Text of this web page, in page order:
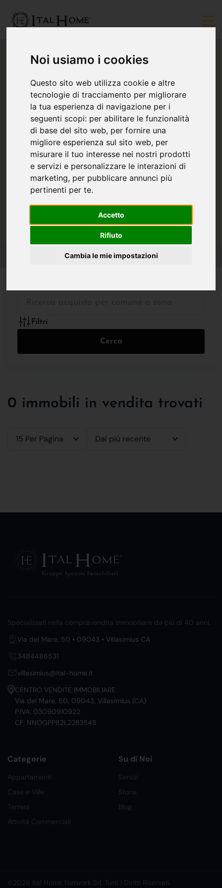
Noi usiamo i cookies
Questo sito web utilizza cookie e altre
tecnologie di tracciamento per migliorare
la tua esperienza di navigazione per i
seguenti scopi: per abilitare le funzionalità
di base del sito web, per fornire una
migliore esperienza sul sito web, per
misurare il tuo interesse nei nostri prodotti
e servizi e personalizzare le interazioni di
marketing, per pubblicare annunci più
pertinenti per te.
Accetto
Rifiuto
Cambia le mie impostazioni
Filtri
Cerca
0 immobili in vendita trovati
15 Per Pagina Dal più recente
Specializzati nella compravendita immobiliare da più di 40 anni.
Via del Mare, 50 • 09043 • Villasimius CA
3484486531
villasimius@ital-home.it
CENTRO VENDITE IMMOBILIARE
Via del Mare, 50, 09043, Villasimius (CA)
P.IVA: 03090910922
CF: NNOGPP82L22B354S
Categorie
Appartamenti
Case e Ville
Terreni
Attività Commerciali
Su di Noi
Servizi
Storia
Blog
©2026 Ital Home Network Srl. Tutti i Diritti Riservati.